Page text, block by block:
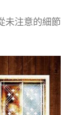
未注意的細節